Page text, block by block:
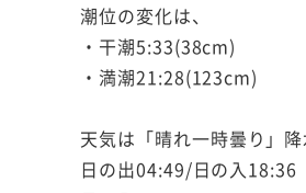
潮位の変化は、
・干潮5:33(38cm)
・満潮21:28(123cm)
天気は「晴れ一時曇り」降
日の出04:49/日の入18:36